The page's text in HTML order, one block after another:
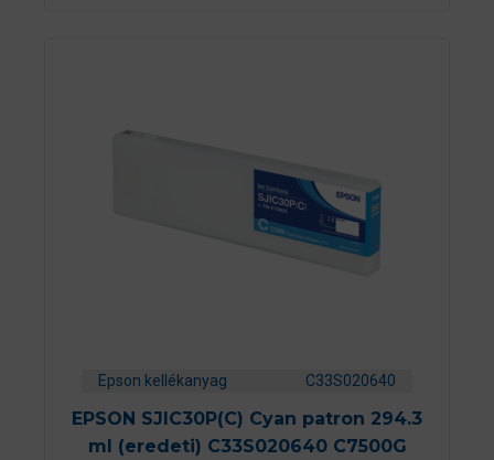
Epson kellékanyag C33S020640
EPSON SJIC30P(C) Cyan patron 294.3
ml (eredeti) C33S020640 C7500G